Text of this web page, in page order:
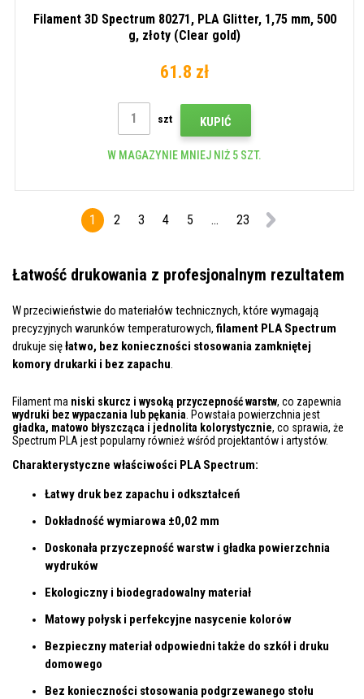
Filament 3D Spectrum 80271, PLA Glitter, 1,75 mm, 500
g, złoty (Clear gold)
61.8 zł
szt KUPIĆ
W MAGAZYNIE MNIEJ NIŻ 5 SZT.
1 2 3 4 5 ... 23
Łatwość drukowania z profesjonalnym rezultatem
W przeciwieństwie do materiałów technicznych, które wymagają
precyzyjnych warunków temperaturowych, filament PLA Spectrum
drukuje sięłatwo, bez konieczności stosowania zamkniętej
komory drukarki i bez zapachu.
Filament ma niski skurcz i wysoką przyczepność warstw, co zapewnia
wydruki bez wypaczania lub pękania . Powstała powierzchnia jest
gładka, matowo błyszcząca i jednolita kolorystycznie, co sprawia, że
Spectrum PLA jest popularny również wśród projektantów i artystów.
Charakterystyczne właściwości PLA Spectrum:
Łatwy druk bez zapachu i odkształceń
Dokładność wymiarowa ±0,02 mm
Doskonała przyczepność warstw i gładka powierzchnia
wydruków
Ekologiczny i biodegradowalny materiał
Matowy połysk i perfekcyjne nasycenie kolorów
Bezpieczny materiał odpowiedni także do szkół i druku
domowego
Bez konieczności stosowania podgrzewanego stołu